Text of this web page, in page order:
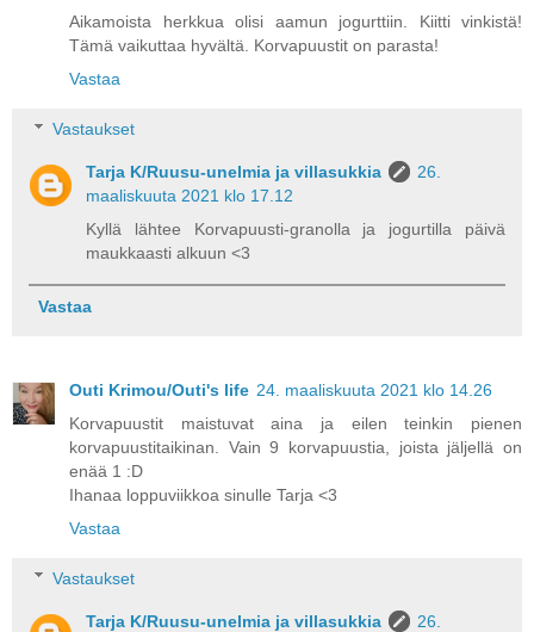
Aikamoista herkkua olisi aamun jogurttiin. Kiitti vinkistä!
Tämä vaikuttaa hyvältä. Korvapuustit on parasta!
Vastaa
Vastaukset
Tarja K/Ruusu-unelmia ja villasukkia
26.
maaliskuuta 2021 klo 17.12
Kyllä lähtee Korvapuusti-granolla ja jogurtilla päivä
maukkaasti alkuun <3
Vastaa
Outi Krimou/Outi's life 24. maaliskuuta 2021 klo 14.26
Korvapuustit maistuvat aina ja eilen teinkin pienen
korvapuustitaikinan. Vain 9 korvapuustia, joista jäljellä on
enää 1 :D
Ihanaa loppuviikkoa sinulle Tarja <3
Vastaa
Vastaukset
Tarja K/Ruusu-unelmia ja villasukkia
26.